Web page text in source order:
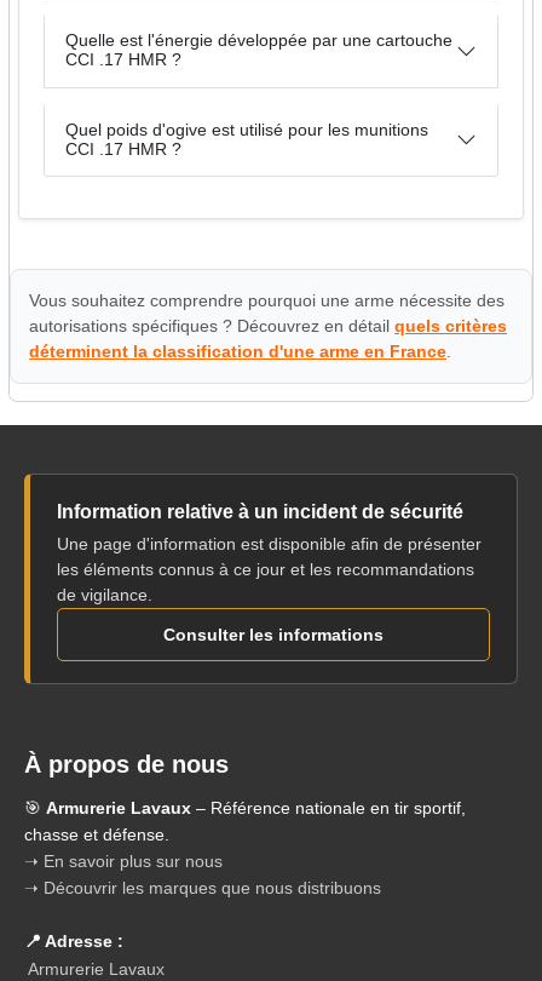
Quelle est l'énergie développée par une cartouche
CCI .17 HMR ?
Quel poids d'ogive est utilisé pour les munitions
CCI .17 HMR ?
Vous souhaitez comprendre pourquoi une arme nécessite des
autorisations spécifiques ? Découvrez en détailquels critères
déterminent la classification d'une arme en France.
Information relative à un incident de sécurité
Une page d'information est disponible afin de présenter
les éléments connus à ce jour et les recommandations
de vigilance.
Consulter les informations
À propos de nous
🎯 Armurerie Lavaux – Référence nationale en tir sportif,
chasse et défense.
➝ En savoir plus sur nous
➝ Découvrir les marques que nous distribuons
📍 Adresse :
Armurerie Lavaux